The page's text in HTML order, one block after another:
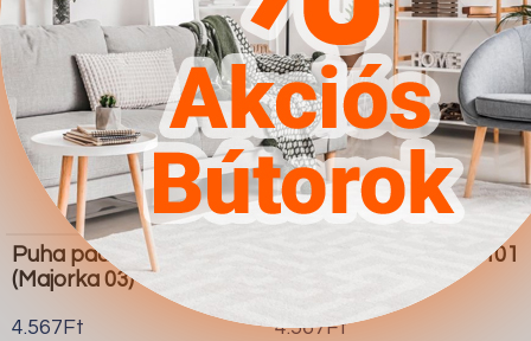
Puha pad Comfivo 123
(Majorka 03)
4.567Ft
Karosszék Seattle E101
4.567Ft